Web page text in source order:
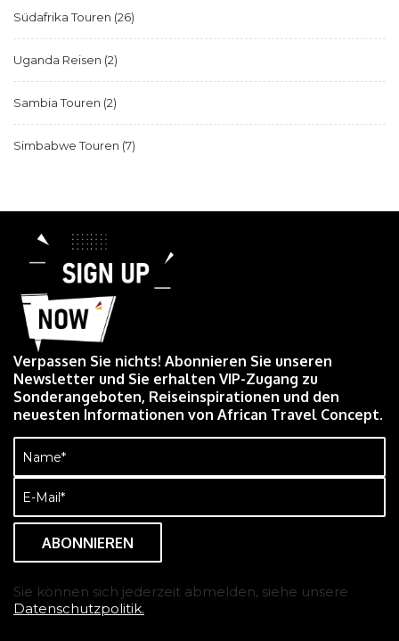
Südafrika Touren (26)
Uganda Reisen (2)
Sambia Touren (2)
Simbabwe Touren (7)
Verpassen Sie nichts! Abonnieren Sie unseren
Newsletter und Sie erhalten VIP-Zugang zu
Sonderangeboten, Reiseinspirationen und den
neuesten Informationen von African Travel Concept.
Name
(erforderlich)
E-
Mail
(erforderlich)
Sie können sich jederzeit abmelden, siehe unsere
Datenschutzpolitik.